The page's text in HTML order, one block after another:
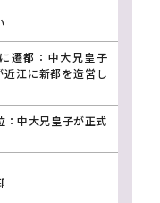
遷都：中大兄皇子
江に新都を造営し
：中大兄皇子が正式